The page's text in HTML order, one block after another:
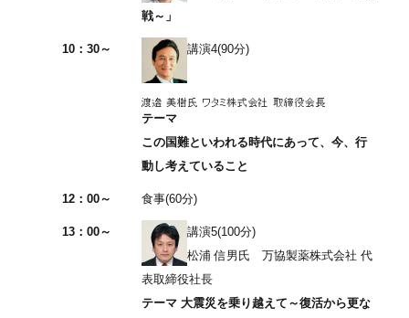
戦～」
10：30～ 講演4(90分)
テーマ
この国難といわれる時代にあって、今、行
動し考えていること
12：00～ 食事(60分)
13：00～
講演5(100分)
松浦 信男氏 万協製薬株式会社 代
表取締役社長
テーマ 大震災を乗り越えて～復活から更な